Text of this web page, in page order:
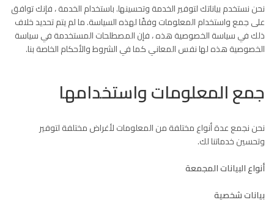
نحن نستخدم بياناتك لتوفير الخدمة وتحسينها. باستخدام الخدمة ، فإنك توافق
على جمع واستخدام المعلومات وفقًا لهذه السياسة. ما لم يتم تحديد خلاف
ذلك في سياسة الخصوصية هذه ، فإن المصطلحات المستخدمة في سياسة
الخصوصية هذه لها نفس المعاني كما في الشروط والأحكام الخاصة بنا.
جمع المعلومات واستخدامها
نحن نجمع عدة أنواع مختلفة من المعلومات لأغراض مختلفة لتوفير
وتحسين خدماتنا لك.
أنواع البيانات المجمعة
بيانات شخصية